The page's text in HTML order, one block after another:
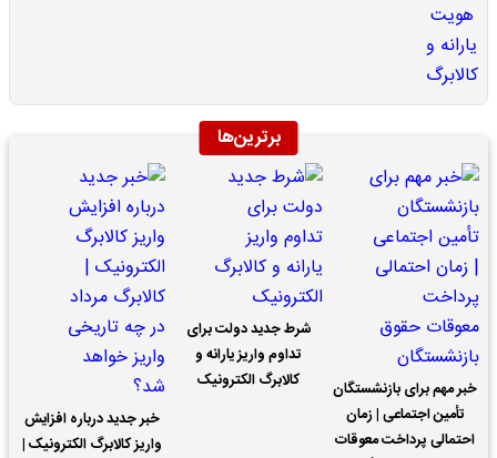
برترین‌ها
خبر مهم برای بازنشستگان
تأمین اجتماعی | زمان
احتمالی پرداخت معوقات
شرط جدید دولت برای
تداوم واریز یارانه و
کالابرگ الکترونیک
خبر جدید درباره افزایش
واریز کالابرگ الکترونیک |